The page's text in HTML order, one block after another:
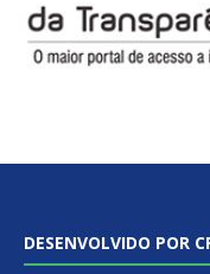
DESENVOLVIDO POR